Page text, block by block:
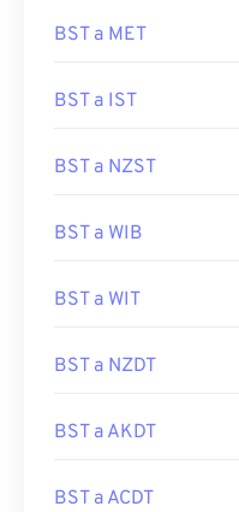
BST a MET
BST a IST
BST a NZST
BST a WIB
BST a WIT
BST a NZDT
BST a AKDT
BST a ACDT